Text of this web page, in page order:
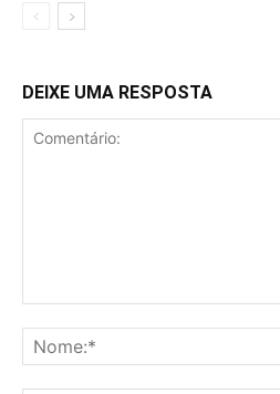
DEIXE UMA RESPOSTA